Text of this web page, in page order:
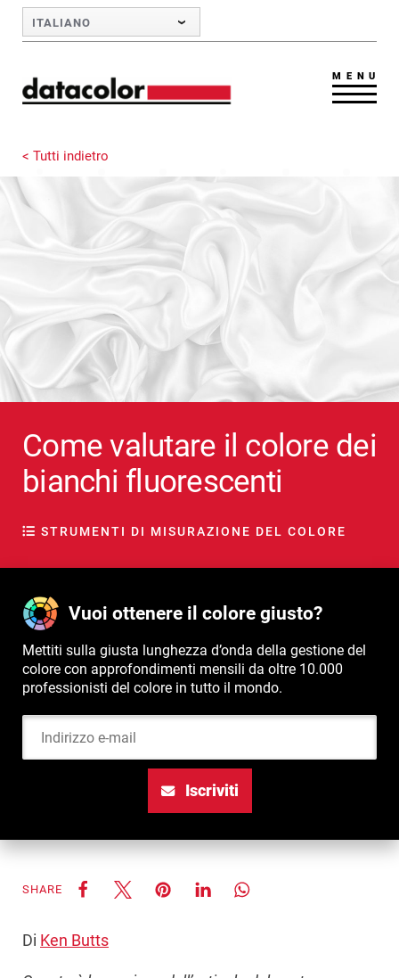
Skip to Main Content
ITALIANO
MENU
< Tutti indietro
Come valutare il colore dei
bianchi fluorescenti
STRUMENTI DI MISURAZIONE DEL COLORE
SHARE
Vuoi ottenere il colore giusto?
Mettiti sulla giusta lunghezza d’onda della gestione del
colore con approfondimenti mensili da oltre 10.000
professionisti del colore in tutto il mondo.
Indirizzo e-mail
Iscriviti
Di Ken Butts